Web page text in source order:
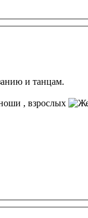
и танцам.
, взрослых